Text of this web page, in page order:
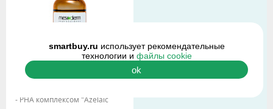
- РНА комплексом "Azelaic
smartbuy.ru использует рекомендательные
технологии и файлы cookie
ok